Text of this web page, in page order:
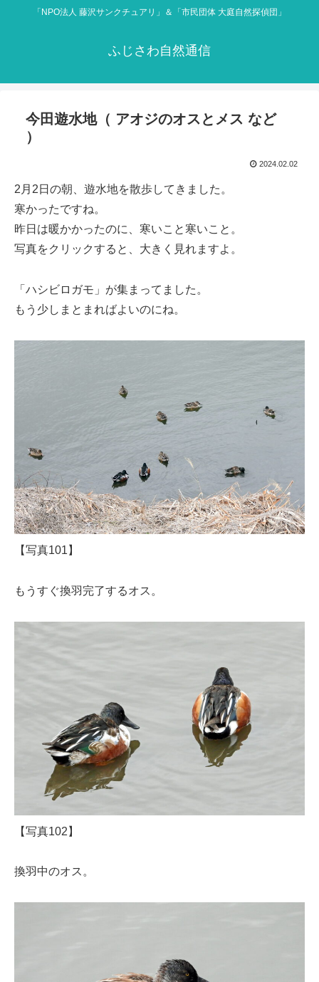
「NPO法人 藤沢サンクチュアリ」＆「市民団体 大庭自然探偵団」
ふじさわ自然通信
今田遊水地（ アオジのオスとメス など
）
2024.02.02
2月2日の朝、遊水地を散歩してきました。
寒かったですね。
昨日は暖かかったのに、寒いこと寒いこと。
写真をクリックすると、大きく見れますよ。
「ハシビロガモ」が集まってました。
もう少しまとまればよいのにね。
【写真101】
もうすぐ換羽完了するオス。
【写真102】
換羽中のオス。